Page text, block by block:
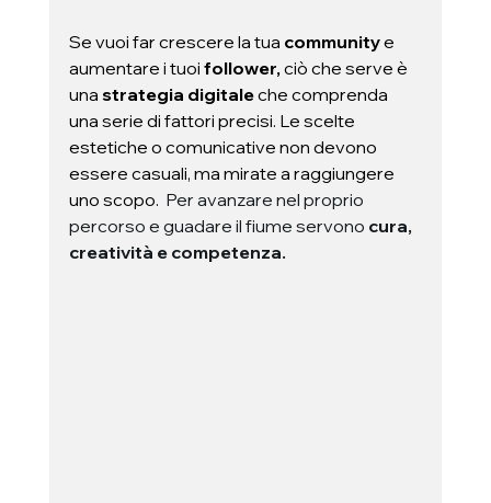
Se vuoi far crescere la tua community e
aumentare i tuoi follower, ciò che serve è
una strategia digitale che comprenda
una serie di fattori precisi. Le scelte
estetiche o comunicative non devono
essere casuali, ma mirate a raggiungere
uno scopo. Per avanzare nel proprio
percorso e guadare il fiume servono cura,
creatività e competenza.